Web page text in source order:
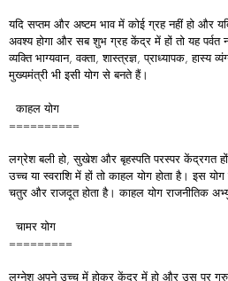
यदि सप्तम और अष्टम भाव में कोई ग्रह नहीं हो और
अवश्य होगा और सब शुभ ग्रह केंद्र में हों तो यह पर्वत
व्यक्ति भाग्यवान, वक्ता, शास्त्रज्ञ, प्राध्यापक,
मुख्यमंत्री भी इसी योग से बनते हैं।
काहल योग
==========
लग्रेश बली हो, सुखेश और बृहस्पति परस्पर
उच्च या स्वराशि में हों तो काहल योग होता है। इस
चतुर और राजदूत होता है। काहल योग राजनीतिक
चामर योग
=========
लग्नेश अपने उच्च में होकर केंद्र में हो और उस पर गुरु